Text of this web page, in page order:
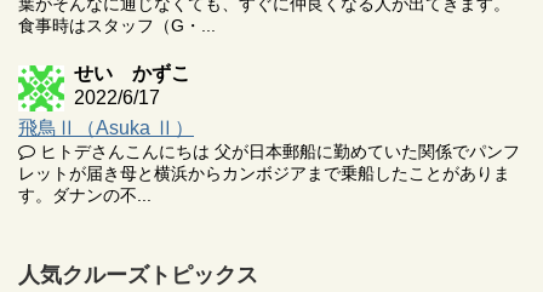
食事時はスタッフ（G・...
せい かずこ
2022/6/17
飛鳥Ⅱ（Asuka Ⅱ）
ヒトデさんこんにちは 父が日本郵船に勤めていた関係でパンフ
レットが届き母と横浜からカンボジアまで乗船したことがありま
す。ダナンの不...
人気クルーズトピックス